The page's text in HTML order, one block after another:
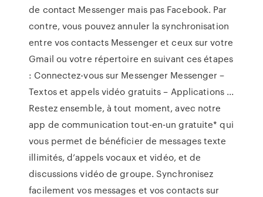
de contact Messenger mais pas Facebook. Par
contre, vous pouvez annuler la synchronisation
entre vos contacts Messenger et ceux sur votre
Gmail ou votre répertoire en suivant ces étapes
: Connectez-vous sur Messenger Messenger –
Textos et appels vidéo gratuits – Applications ...
Restez ensemble, à tout moment, avec notre
app de communication tout-en-un gratuite* qui
vous permet de bénéficier de messages texte
illimités, d’appels vocaux et vidéo, et de
discussions vidéo de groupe. Synchronisez
facilement vos messages et vos contacts sur